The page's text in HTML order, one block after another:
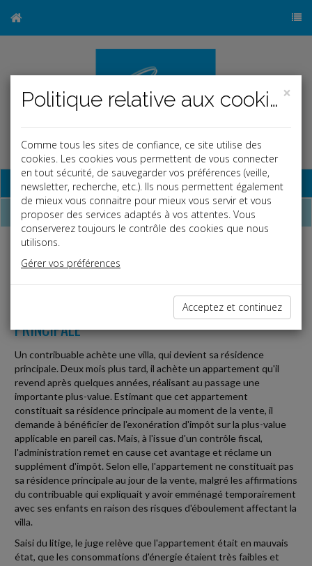
Base documentaire
Dépêches
Fiscal TPE
Date: 2026-06-02
PLUS-VALUE IMMOBILIÈRE ET RÉSIDENCE
PRINCIPALE
Un contribuable achète une villa, qui devient sa résidence
principale. Deux mois plus tard, il achète un appartement qu'il
revend après quelques années, réalisant au passage une
importante plus-value. Estimant que cet appartement
constituait sa résidence principale au moment de la vente, il
demande à bénéficier de l'exonération d'impôt sur la plus-value
applicable en pareil cas. Mais, à l'issue d'un contrôle fiscal,
l'administration remet en cause cet avantage et réclame un
supplément d'impôt. Selon elle, l'appartement ne constituait pas
sa résidence principale au jour de la vente, malgré les affirmations
du contribuable qui expliquait y avoir emménagé temporairement
avec ses enfants en raison des risques d'éboulement affectant la
villa.
Saisi du litige, le juge relève que l'appartement était en mauvais
état, que les consommations d'énergie étaient très faibles et
×
Politique relative aux cookies
Comme tous les sites de confiance, ce site utilise des
cookies. Les cookies vous permettent de vous connecter
en tout sécurité, de sauvegarder vos préférences (veille,
newsletter, recherche, etc.). Ils nous permettent également
de mieux vous connaitre pour mieux vous servir et vous
proposer des services adaptés à vos attentes. Vous
conserverez toujours le contrôle des cookies que nous
utilisons.
Gérer vos préférences
Acceptez et continuez